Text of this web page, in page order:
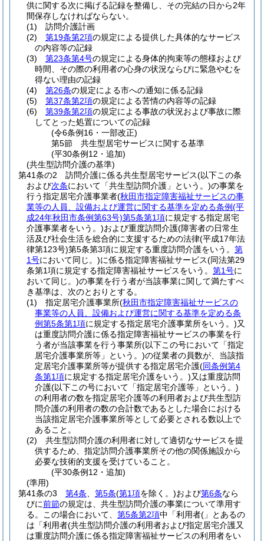
供に関する次に掲げる記録を整備し、その完結の日から2年
間保存しなければならない。
(1)
訪問介護計画
(2)
第19条第2項の規定による提供した具体的なサービス
の内容等の記録
(3)
第23条第4号の規定による身体的拘束等の態様および
時間、その際の利用者の心身の状況ならびに緊急やむを
得ない理由の記録
(4)
第26条の規定による市への通知に係る記録
(5)
第37条第2項の規定による苦情の内容等の記録
(6)
第39条第2項の規定による事故の状況および事故に際
してとった処置についての記録
(令6条例16・一部改正)
第5節
共生型居宅サービスに関する基準
(平30条例12・追加)
(共生型訪問介護の基準)
第41条の2
訪問介護に係る共生型居宅サービス(以下この条
および次条において「共生型訪問介護」という。)の事業を
行う指定居宅介護事業者(秋田市指定障害福祉サービスの事
業等の人員、設備および運営に関する基準を定める条例(平
成24年秋田市条例第63号)第5条第1項に規定する指定居宅
介護事業者をいう。)および重度訪問介護(障害者の日常生
活及び社会生活を総合的に支援するための法律(平成17年法
律第123号)第5条第3項に規定する重度訪問介護をいう。 第
1号において同じ。)に係る指定障害福祉サービス(同法第29
条第1項に規定する指定障害福祉サービスをいう。 第1号に
おいて同じ。)の事業を行う者が当該事業に関して満たすべ
き基準は、次のとおりとする。
(1)
指定居宅介護事業所(秋田市指定障害福祉サービスの
事業等の人員、設備および運営に関する基準を定める条
例第5条第1項に規定する指定居宅介護事業所をいう。)又
は重度訪問介護に係る指定障害福祉サービスの事業を行
う者が当該事業を行う事業所(以下この号において「指定
居宅介護事業所等」という。)の従業者の員数が、当該指
定居宅介護事業所等が提供する指定居宅介護(同条例第4
条第1項に規定する指定居宅介護をいう。)又は重度訪問
介護(以下この号において「指定居宅介護等」という。)
の利用者の数を指定居宅介護等の利用者および共生型訪
問介護の利用者の数の合計数であるとした場合における
当該指定居宅介護事業所等として必要とされる数以上で
あること。
(2)
共生型訪問介護の利用者に対して適切なサービスを提
供するため、指定訪問介護事業所その他の関係施設から
必要な技術的支援を受けていること。
(平30条例12・追加)
(準用)
第41条の3
第4条 第5条(第1項を除く。)および第6条なら
びに前節の規定は、共生型訪問介護の事業について準用す
る。
この場合において、 第5条第2項中「利用者(」とあるの
は「利用者(共生型訪問介護の利用者および指定居宅介護又
は重度訪問介護に係る指定障害福祉サービスの利用者をい